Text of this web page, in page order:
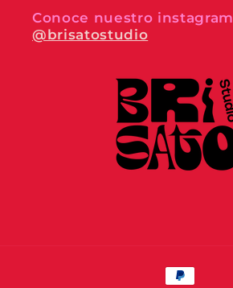
Conoce nuestro instagram
@brisatostudio
Formas